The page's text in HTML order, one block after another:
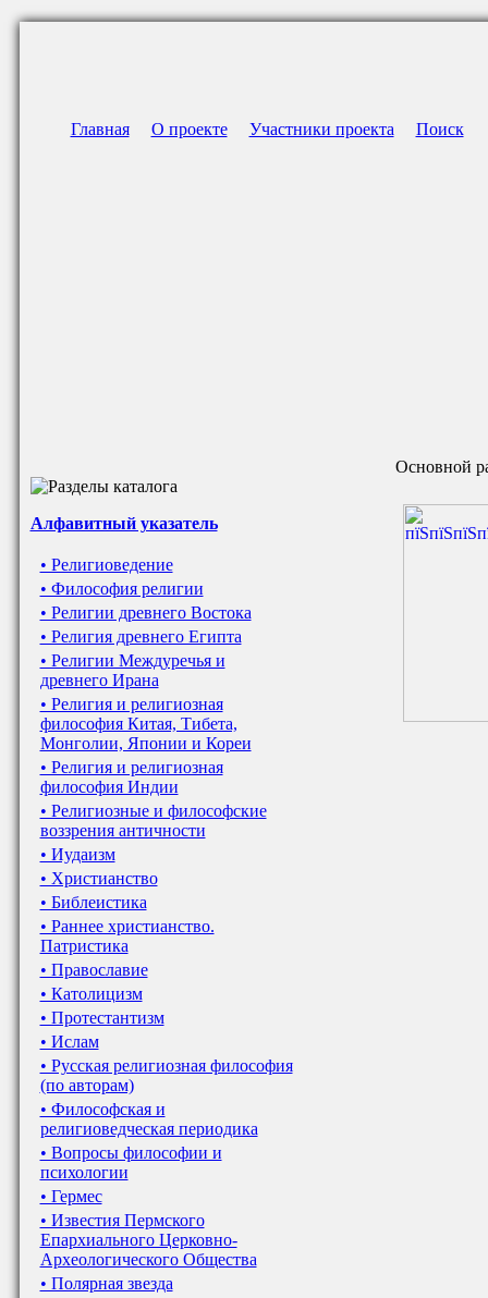
Главная О проекте Участники проекта Поиск
Алфавитный указатель
• Религиоведение
• Философия религии
• Религии древнего Востока
• Религия древнего Египта
• Религии Междуречья и
древнего Ирана
• Религия и религиозная
философия Китая, Тибета,
Монголии, Японии и Кореи
• Религия и религиозная
философия Индии
• Религиозные и философские
воззрения античности
• Иудаизм
• Христианство
• Библеистика
• Раннее христианство.
Патристика
• Православие
• Католицизм
• Протестантизм
• Ислам
• Русская религиозная философия
(по авторам)
• Философская и
религиоведческая периодика
• Вопросы философии и
психологии
• Гермес
• Известия Пермского
Епархиального Церковно-
Археологического Общества
• Полярная звезда
Основной